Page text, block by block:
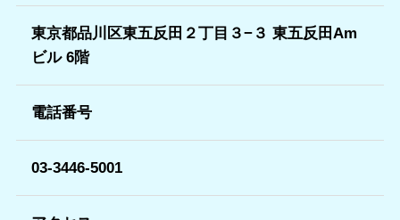
東京都品川区東五反田２丁目３−３ 東五反田Am
ビル 6階
電話番号
03-3446-5001